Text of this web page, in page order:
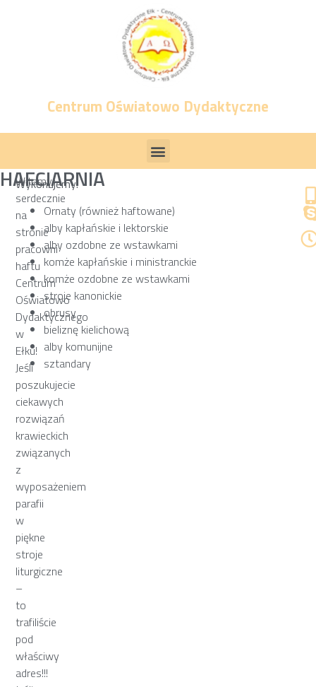
Centrum Oświatowo Dydaktyczne
HAFCIARNIA
Witamy
serdecznie
na
stronie
pracowni
haftu
Centrum
Oświatowo
Dydaktycznego
w
Ełku!
Jeśli
poszukujecie
ciekawych
rozwiązań
krawieckich
związanych
z
wyposażeniem
parafii
w
piękne
stroje
liturgiczne
–
to
trafiliście
pod
właściwy
adres!!!
Wykonujemy:
Ornaty (również haftowane)
alby kapłańskie i lektorskie
alby ozdobne ze wstawkami
komże kapłańskie i ministranckie
komże ozdobne ze wstawkami
stroje kanonickie
obrusy
bieliznę kielichową
alby komunijne
sztandary